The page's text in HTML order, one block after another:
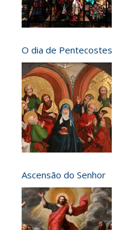
O dia de Pentecostes
Ascensão do Senhor